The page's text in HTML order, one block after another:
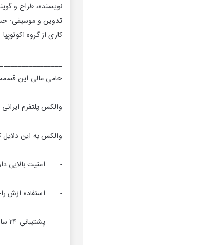
نویسنده، طراح و
تدوین و موسیقی:
کاری از گروه اکوتوپیا
حامی مالی این
والکس پلتفرم
والکس به این دلایل
- امنیت بالایی
- استفاده ازش
- پشتیبانی ۲۴ ساعته هم داره